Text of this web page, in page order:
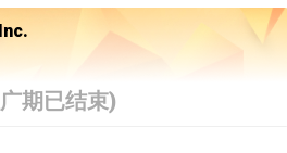
期已结束)